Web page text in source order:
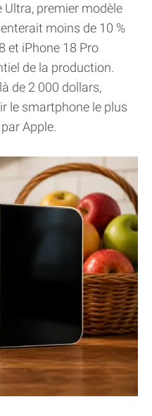
Ultra, premier modèle
moins de 10 %
et iPhone 18 Pro
de la production.
de 2 000 dollars,
le smartphone le plus
Apple.